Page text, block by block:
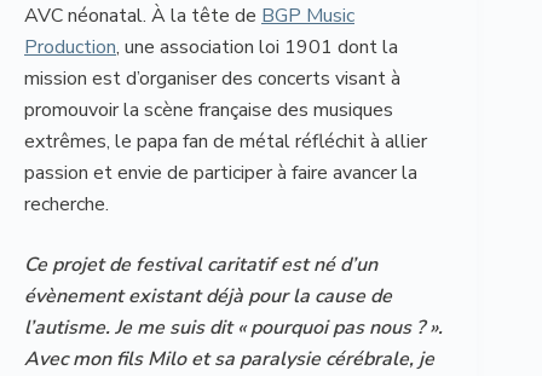
AVC néonatal. À la tête de BGP Music
Production, une association loi 1901 dont la
mission est d’organiser des concerts visant à
promouvoir la scène française des musiques
extrêmes, le papa fan de métal réfléchit à allier
passion et envie de participer à faire avancer la
recherche.
Ce projet de festival caritatif est né d’un
évènement existant déjà pour la cause de
l’autisme. Je me suis dit « pourquoi pas nous ? ».
Avec mon fils Milo et sa paralysie cérébrale, je